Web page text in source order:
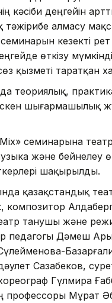
кәсіби деңгейін
алмасу
кезекті рет
өткізу
қызметі таратқан
теориялық,
шығармашылық
семинарына
және бейнелеу
шақырылды.
қазақстандық
композитор
танушы және
педагогы Дәмеш
Сазабеков,
Гүлмира
профессоры Мұрат